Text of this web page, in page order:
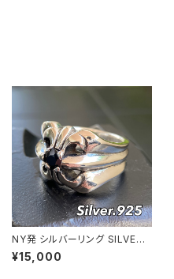
NY発 シルバーリング SILVER9
25 百合 王冠 フローラルリング
ブラックストーン 指輪
¥15,000